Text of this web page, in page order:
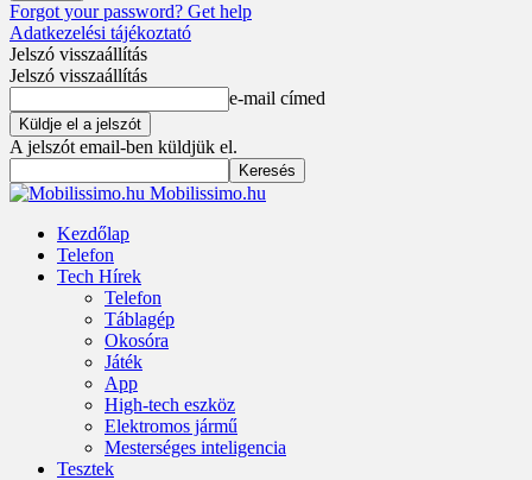
Forgot your password? Get help
Adatkezelési tájékoztató
Jelszó visszaállítás
Jelszó visszaállítás
e-mail címed
A jelszót email-ben küldjük el.
Mobilissimo.hu
Kezdőlap
Telefon
Tech Hírek
Telefon
Táblagép
Okosóra
Játék
App
High-tech eszköz
Elektromos jármű
Mesterséges inteligencia
Tesztek